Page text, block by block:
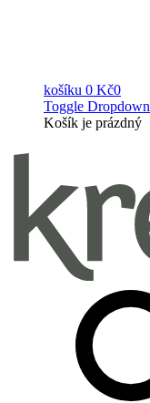
košíku 0 Kč0
Toggle Dropdown
Košík je prázdný